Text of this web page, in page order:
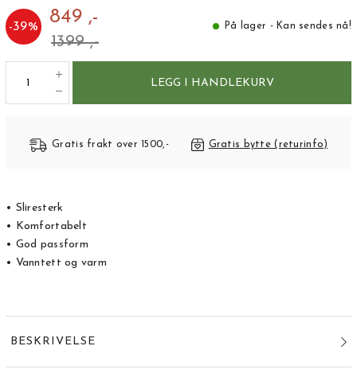
-39% 849 ,-
1399 ,-
På lager - Kan sendes nå!
LEGG I HANDLEKURV
Gratis frakt over 1500,- Gratis bytte (returinfo)
• Sliresterk
• Komfortabelt
• God passform
• Vanntett og varm
BESKRIVELSE